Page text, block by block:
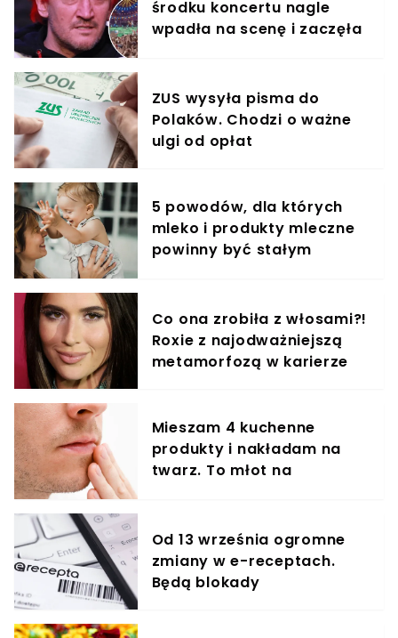
środku koncertu nagle
wpadła na scenę i zaczęła
ZUS wysyła pisma do
Polaków. Chodzi o ważne
ulgi od opłat
5 powodów, dla których
mleko i produkty mleczne
powinny być stałym
Co ona zrobiła z włosami?!
Roxie z najodważniejszą
metamorfozą w karierze
Mieszam 4 kuchenne
produkty i nakładam na
twarz. To młot na
Od 13 września ogromne
zmiany w e-receptach.
Będą blokady